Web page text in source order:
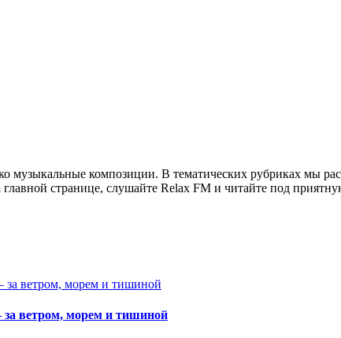
музыкальные композиции. В тематических рубриках мы
странице, слушайте Relax FM и читайте под
ветром, морем и тишиной